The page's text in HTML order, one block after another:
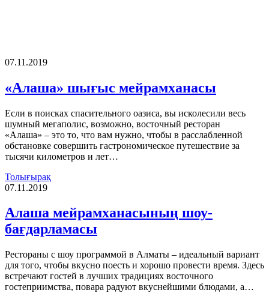
07.11.2019
«Алаша» шығыс мейрамханасы
Если в поисках спасительного оазиса, вы исколесили весь
шумный мегаполис, возможно, восточный ресторан
«Алаша» – это то, что вам нужно, чтобы в расслабленной
обстановке совершить гастрономическое путешествие за
тысячи километров и лет…
Толығырақ
07.11.2019
Алаша мейрамханасының шоу-
бағдарламасы
Рестораны с шоу программой в Алматы – идеальный вариант
для того, чтобы вкусно поесть и хорошо провести время. Здесь
встречают гостей в лучших традициях восточного
гостеприимства, повара радуют вкуснейшими блюдами, а…